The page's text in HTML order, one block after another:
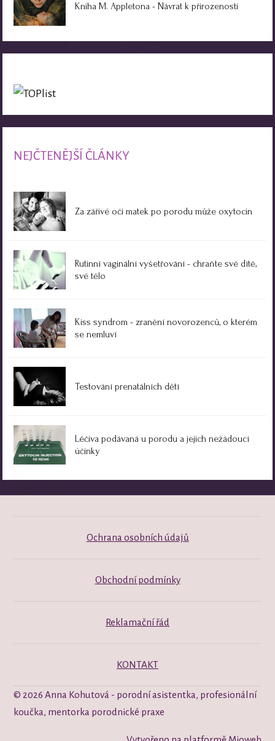
Kniha M. Appletona - Návrat k přirozenosti
NEJČTENĚJŠÍ ČLÁNKY
Za zářivé oči matek po porodu může oxytocin
Rutinní vaginální vyšetřování - chraňte své dítě,
své tělo
Kiss syndrom - zranění novorozenců, o kterém
se nemluví
Testování prenatálních dětí
Léčiva podávaná u porodu a jejich nežádoucí
účinky
Ochrana osobních údajů
Obchodní podmínky
Reklamační řád
KONTAKT
© 2026 Anna Kohutová - porodní asistentka, profesionální
koučka, mentorka porodnické praxe